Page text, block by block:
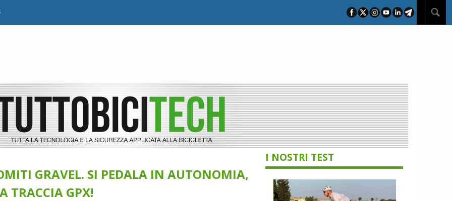
GRAVEL. SI PEDALA IN AUTONOMIA,
TRACCIA GPX!
I NOSTRI TEST